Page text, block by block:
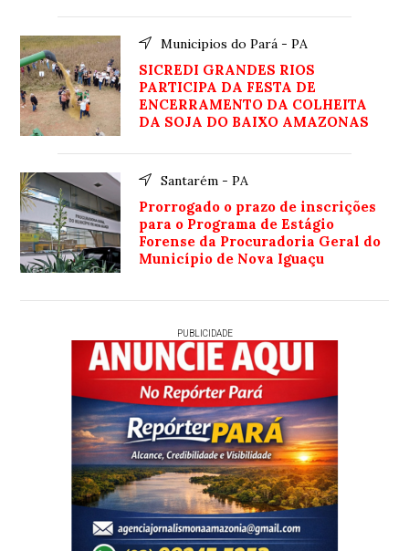
Municipios do Pará - PA
SICREDI GRANDES RIOS
PARTICIPA DA FESTA DE
ENCERRAMENTO DA COLHEITA
DA SOJA DO BAIXO AMAZONAS
Santarém - PA
Prorrogado o prazo de inscrições
para o Programa de Estágio
Forense da Procuradoria Geral do
Município de Nova Iguaçu
PUBLICIDADE